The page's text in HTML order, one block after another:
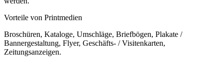
Vorteile von Printmedien
Broschüren, Kataloge, Umschläge, Briefbögen, Plakate /
Bannergestaltung, Flyer, Geschäfts- / Visitenkarten,
Zeitungsanzeigen.